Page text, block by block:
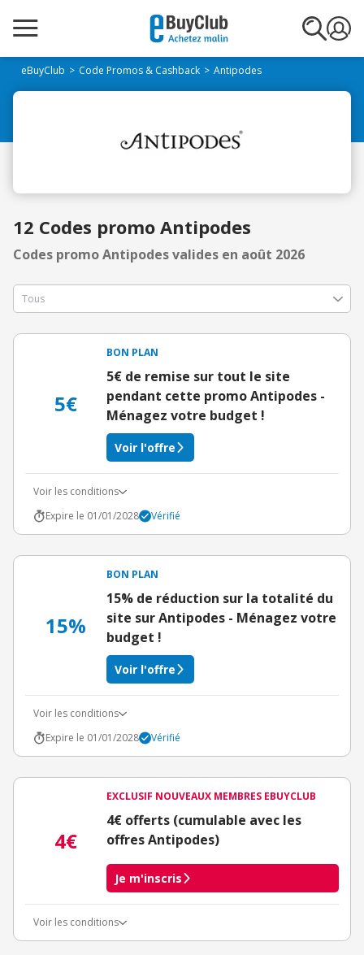
eBuyClub Code Promos & Cashback Antipodes
12 Codes promo Antipodes
Codes promo Antipodes valides en août 2026
5€
BON PLAN
5€ de remise sur tout le site
pendant cette promo Antipodes -
Ménagez votre budget !
Voir l'offre
Voir les conditions
Expire le 01/01/2028
Vérifié
15%
BON PLAN
15% de réduction sur la totalité du
site sur Antipodes - Ménagez votre
budget !
Voir l'offre
Voir les conditions
Expire le 01/01/2028
Vérifié
4€
EXCLUSIF NOUVEAUX MEMBRES EBUYCLUB
4€ offerts (cumulable avec les
offres Antipodes)
Je m'inscris
Voir les conditions